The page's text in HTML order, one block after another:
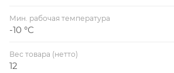
Мин. рабочая температура
-10 °С
Вес товара (нетто)
12